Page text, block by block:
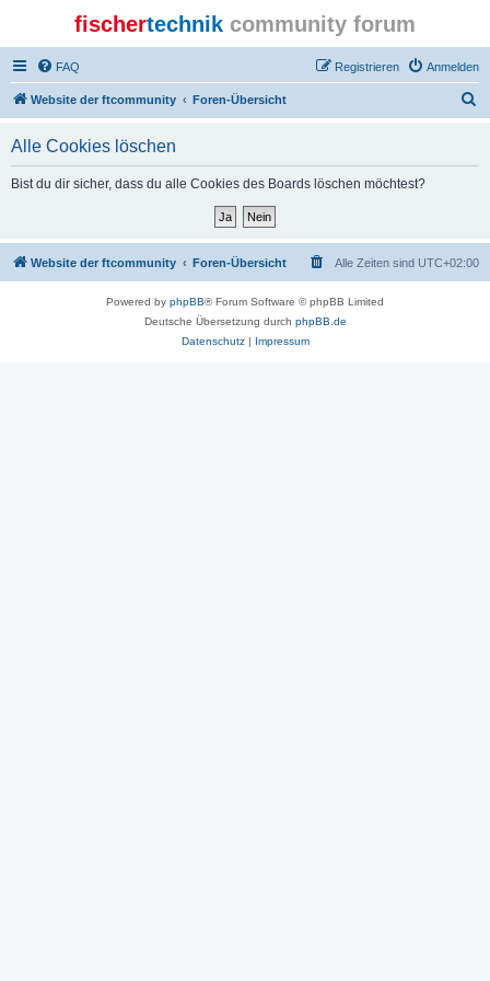
fischertechnik community forum
FAQ Anmelden
Registrieren
Website der ftcommunity Foren-Übersicht
Alle Cookies löschen
Bist du dir sicher, dass du alle Cookies des Boards löschen möchtest?
Website der ftcommunity Foren-Übersicht Alle Zeiten sind UTC+02:00
Powered by phpBB® Forum Software © phpBB Limited
Deutsche Übersetzung durch phpBB.de
Datenschutz| Impressum